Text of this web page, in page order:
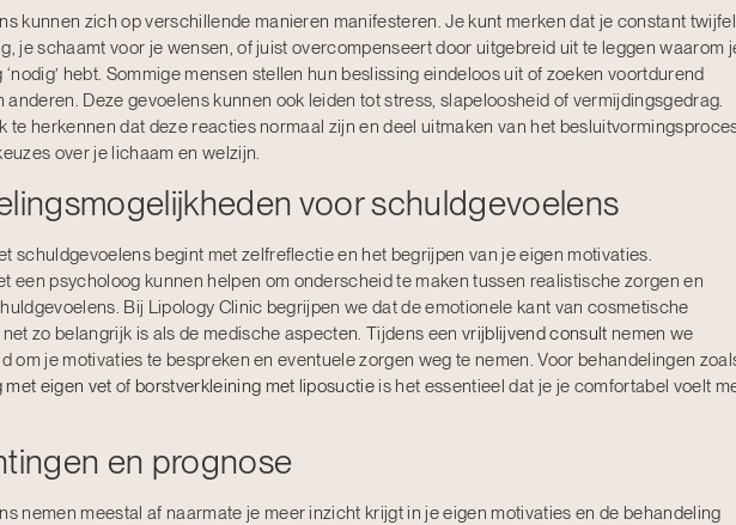
kunnen zich op verschillende manieren manifesteren. Je kunt merken dat je constant
je schaamt voor je wensen, of juist overcompenseert door uitgebreid uit te leggen waarom
hebt. Sommige mensen stellen hun beslissing eindeloos uit of zoeken voortdurend
anderen. Deze gevoelens kunnen ook leiden tot stress, slapeloosheid of vermijdingsgedrag.
te herkennen dat deze reacties normaal zijn en deel uitmaken van het
over je lichaam en welzijn.
voor schuldgevoelens
schuldgevoelens begint met zelfreflectie en het begrijpen van je eigen motivaties.
een psycholoog kunnen helpen om onderscheid te maken tussen realistische zorgen en
Bij Lipology Clinic begrijpen we dat de emotionele kant van cosmetische
zo belangrijk is als de medische aspecten. Tijdens eenvrijblijvend consult nemen we
om je motivaties te bespreken en eventuele zorgen weg te nemen. Voor behandelingen
eigen vet of borstverkleining met liposuctieis het essentieel dat je je comfortabel voelt
en prognose
nemen meestal af naarmate je meer inzicht krijgt in je eigen motivaties en de behandeling